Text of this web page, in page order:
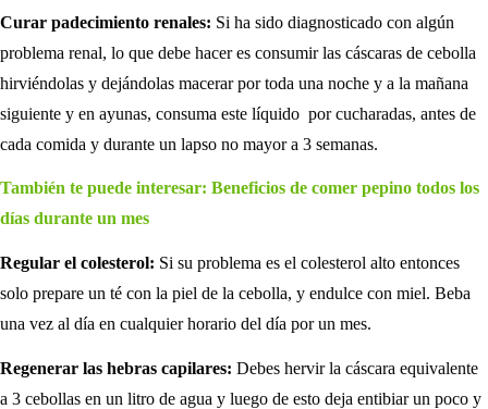
Curar padecimiento renales: Si ha sido diagnosticado con algún
problema renal, lo que debe hacer es consumir las cáscaras de cebolla
hirviéndolas y dejándolas macerar por toda una noche y a la mañana
siguiente y en ayunas, consuma este líquido por cucharadas, antes de
cada comida y durante un lapso no mayor a 3 semanas.
También te puede interesar: Beneficios de comer pepino todos los
días durante un mes
Regular el colesterol: Si su problema es el colesterol alto entonces
solo prepare un té con la piel de la cebolla, y endulce con miel. Beba
una vez al día en cualquier horario del día por un mes.
Regenerar las hebras capilares: Debes hervir la cáscara equivalente
a 3 cebollas en un litro de agua y luego de esto deja entibiar un poco y